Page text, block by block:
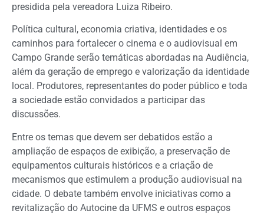
presidida pela vereadora Luiza Ribeiro.
Política cultural, economia criativa, identidades e os
caminhos para fortalecer o cinema e o audiovisual em
Campo Grande serão temáticas abordadas na Audiência,
além da geração de emprego e valorização da identidade
local. Produtores, representantes do poder público e toda
a sociedade estão convidados a participar das
discussões.
Entre os temas que devem ser debatidos estão a
ampliação de espaços de exibição, a preservação de
equipamentos culturais históricos e a criação de
mecanismos que estimulem a produção audiovisual na
cidade. O debate também envolve iniciativas como a
revitalização do Autocine da UFMS e outros espaços